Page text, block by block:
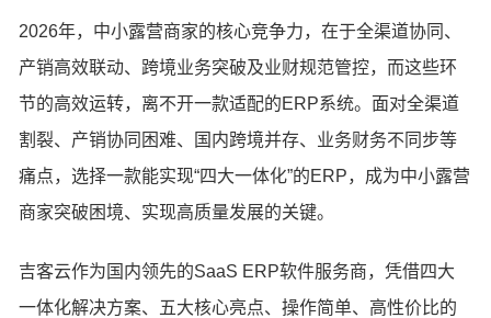
2026年，中小露营商家的核心竞争力，在于全渠道协同、
产销高效联动、跨境业务突破及业财规范管控，而这些环
节的高效运转，离不开一款适配的ERP系统。面对全渠道
割裂、产销协同困难、国内跨境并存、业务财务不同步等
痛点，选择一款能实现“四大一体化”的ERP，成为中小露营
商家突破困境、实现高质量发展的关键。
吉客云作为国内领先的SaaS ERP软件服务商，凭借四大
一体化解决方案、五大核心亮点、操作简单、高性价比的